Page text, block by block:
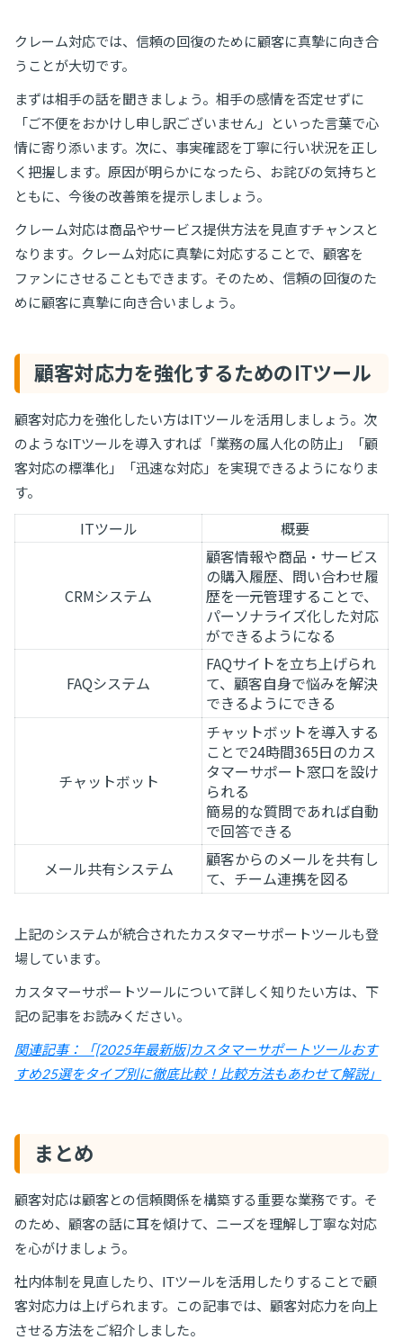
クレーム対応では、信頼の回復のために顧客に真摯に向き合
うことが大切です。
まずは相手の話を聞きましょう。相手の感情を否定せずに
「ご不便をおかけし申し訳ございません」といった言葉で心
情に寄り添います。次に、事実確認を丁寧に行い状況を正し
く把握します。原因が明らかになったら、お詫びの気持ちと
ともに、今後の改善策を提示しましょう。
クレーム対応は商品やサービス提供方法を見直すチャンスと
なります。クレーム対応に真摯に対応することで、顧客を
ファンにさせることもできます。そのため、信頼の回復のた
めに顧客に真摯に向き合いましょう。
顧客対応力を強化するためのITツール
顧客対応力を強化したい方はITツールを活用しましょう。次
のようなITツールを導入すれば「業務の属人化の防止」「顧
客対応の標準化」「迅速な対応」を実現できるようになりま
す。
ITツール 概要
CRMシステム
顧客情報や商品・サービス
の購入履歴、問い合わせ履
歴を一元管理することで、
パーソナライズ化した対応
ができるようになる
FAQシステム
FAQサイトを立ち上げられ
て、顧客自身で悩みを解決
できるようにできる
チャットボット
チャットボットを導入する
ことで24時間365日のカス
タマーサポート窓口を設け
られる
簡易的な質問であれば自動
で回答できる
メール共有システム
顧客からのメールを共有し
て、チーム連携を図る
上記のシステムが統合されたカスタマーサポートツールも登
場しています。
カスタマーサポートツールについて詳しく知りたい方は、下
記の記事をお読みください。
関連記事：「[2025年最新版]カスタマーサポートツールおす
すめ25選をタイプ別に徹底比較！比較方法もあわせて解説」
まとめ
顧客対応は顧客との信頼関係を構築する重要な業務です。そ
のため、顧客の話に耳を傾けて、ニーズを理解し丁寧な対応
を心がけましょう。
社内体制を見直したり、ITツールを活用したりすることで顧
客対応力は上げられます。この記事では、顧客対応力を向上
させる方法をご紹介しました。